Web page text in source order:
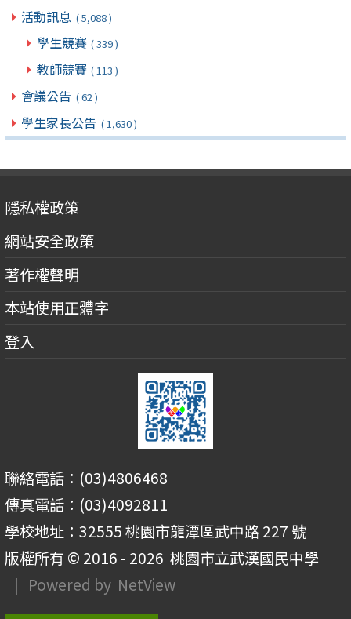
活動訊息 ( 5,088 )
學生競賽 ( 339 )
教師競賽 ( 113 )
會議公告 ( 62 )
學生家長公告 ( 1,630 )
隱私權政策
網站安全政策
著作權聲明
本站使用正體字
登入
聯絡電話：(03)4806468
傳真電話：(03)4092811
學校地址：32555 桃園市龍潭區武中路 227 號
版權所有 © 2016 - 2026 桃園市立武漢國民中學
| Powered by NetView